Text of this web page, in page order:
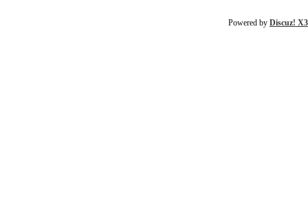
Powered by Discuz!